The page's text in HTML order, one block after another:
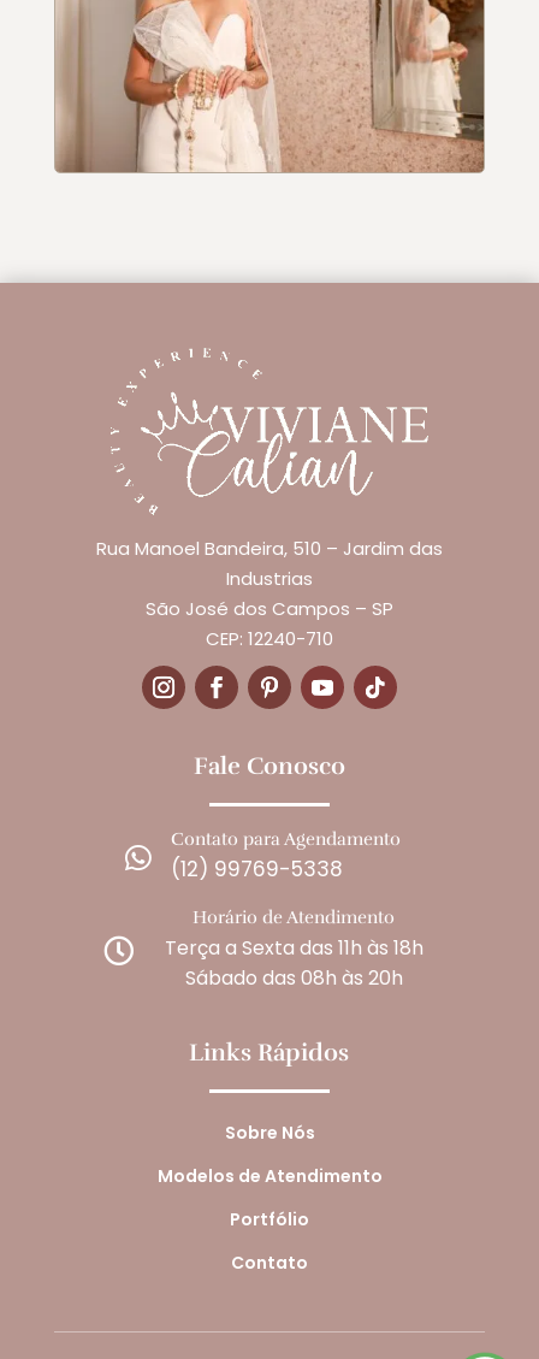
Rua Manoel Bandeira, 510 – Jardim das
Industrias
São José dos Campos – SP
CEP: 12240-710
Fale Conosco

Contato para Agendamento
(12) 99769-5338

Horário de Atendimento
Terça a Sexta das 11h às 18h
Sábado das 08h às 20h
Links Rápidos
Sobre Nós
Modelos de Atendimento
Portfólio
Contato